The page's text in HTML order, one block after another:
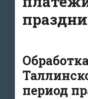
период